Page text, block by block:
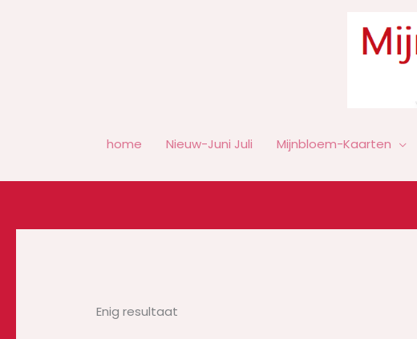
home Nieuw-Juni Juli Mijnbloem-Kaarten
Enig resultaat